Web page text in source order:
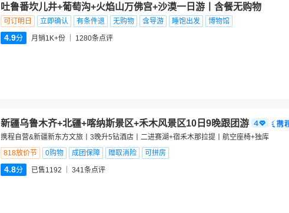
吐鲁番坎儿井+葡萄沟+火焰山万佛宫+沙漠一日游丨含餐无购物
可订明日 立即确认 有条件退 无购物 含导游 睡饱出发 博物馆
4.9分 月销1K+份 1280条点评
新疆乌鲁木齐+北疆+喀纳斯景区+禾木风景区10日9晚跟团游
携程自营&新疆新东方文旅丨3晚升5钻酒店丨二进赛湖+宿禾木那拉提丨航空座椅+独库
818放价节
0购物 成团保障 赠取消险 可拼房
4.8分 已售1192 341条点评